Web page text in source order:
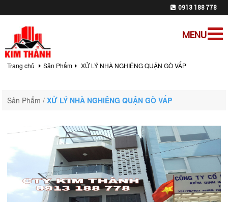
0913 188 778
MENU
Trang chủ Sản Phẩm XỬ LÝ NHÀ NGHIÊNG QUẬN GÒ VẤP
Sản Phẩm /XỬ LÝ NHÀ NGHIÊNG QUẬN GÒ VẤP